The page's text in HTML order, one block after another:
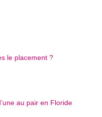
le placement ?
au pair en Floride